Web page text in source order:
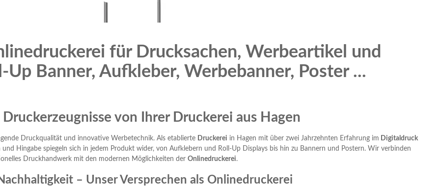
für Drucksachen, Werbeartikel und
Banner, Aufkleber, Werbebanner, Poster ...
von Ihrer Druckerei aus Hagen
Druckqualität und innovative Werbetechnik. Als etablierte Druckerei in Hagen mit über zwei Jahrzehnten Erfahrung im Digitaldruck
Hingabe spiegeln sich in jedem Produkt wider, von Aufklebern und Roll-Up Displays bis hin zu Bannern und Postern. Wir verbinden
Druckhandwerk mit den modernen Möglichkeiten der Onlinedruckerei.
– Unser Versprechen als Onlinedruckerei